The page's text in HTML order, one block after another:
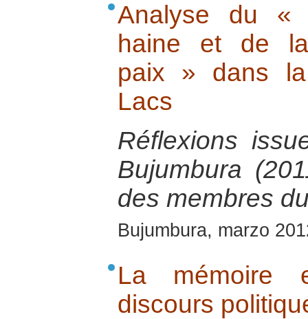
Analyse du «
haine et de
paix » dans
Lacs
Réflexions
Bujumbura
des membres
Bujumbura, marzo
La mémoire
discours